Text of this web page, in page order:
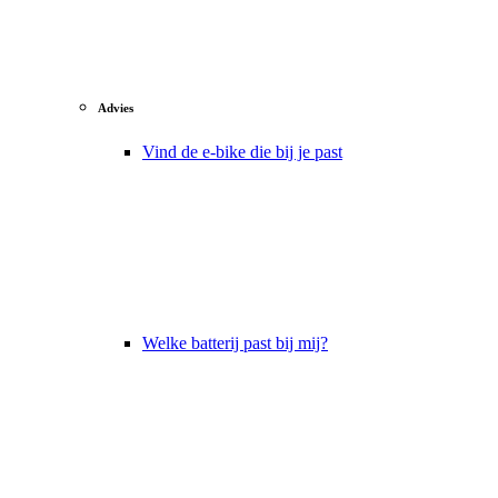
Advies
Vind de e-bike die bij je past
Welke batterij past bij mij?